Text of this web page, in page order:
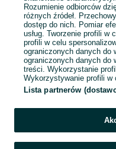
Rozumienie odbiorców
różnych źródeł.
dostęp do nich. Pomiar
usług. Tworzenie profili w
profili w celu
ograniczonych danych do
ograniczonych danych do
treści. Wykorzystanie
Wykorzystywanie profili w
Lista partnerów